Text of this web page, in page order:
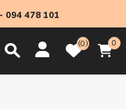
094 478 101
0 0